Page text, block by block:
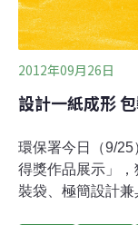
2012年09月26日
設計一紙成形
環保署今日（9/
得獎作品展示」
裝袋、極簡設計